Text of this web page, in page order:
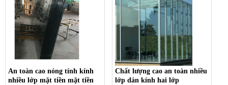
An toàn cao nóng tính kính
nhiều lớp mặt tiền mặt tiền
Chất lượng cao an toàn nhiều
lớp dán kính hai lớp